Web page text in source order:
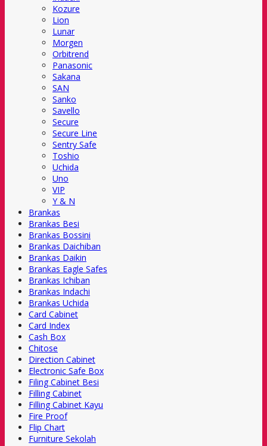
Kozure
Lion
Lunar
Morgen
Orbitrend
Panasonic
Sakana
SAN
Sanko
Savello
Secure
Secure Line
Sentry Safe
Toshio
Uchida
Uno
VIP
Y & N
Brankas
Brankas Besi
Brankas Bossini
Brankas Daichiban
Brankas Daikin
Brankas Eagle Safes
Brankas Ichiban
Brankas Indachi
Brankas Uchida
Card Cabinet
Card Index
Cash Box
Chitose
Direction Cabinet
Electronic Safe Box
Filing Cabinet Besi
Filling Cabinet
Filling Cabinet Kayu
Fire Proof
Flip Chart
Furniture Sekolah